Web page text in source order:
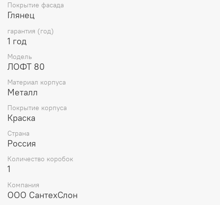
Покрытие фасада
Глянец
гарантия (год)
1 год
Модель
ЛОФТ 80
Материал корпуса
Металл
Покрытие корпуса
Краска
Страна
Россия
Количество коробок
1
Компания
ООО СантехСлон